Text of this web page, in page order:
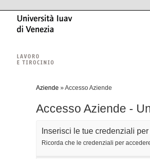
Aziende »Accesso Aziende
Accesso Aziende -
Inserisci le tue credenziali
Ricorda che le credenziali per